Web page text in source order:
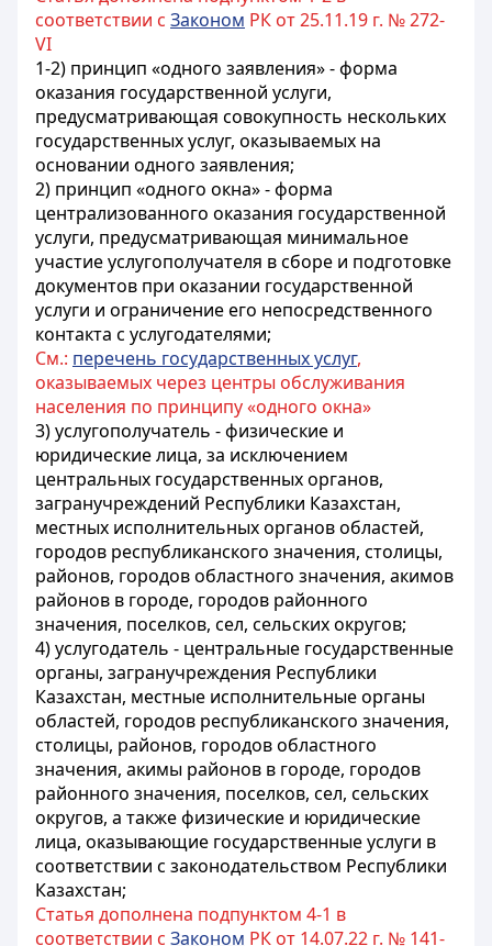
соответствии с Законом РК от 25.11.19 г. № 272-
VI
1-2) принцип «одного заявления» - форма
оказания государственной услуги,
предусматривающая совокупность нескольких
государственных услуг, оказываемых на
основании одного заявления;
2) принцип «одного окна» - форма
централизованного оказания государственной
услуги, предусматривающая минимальное
участие услугополучателя в сборе и подготовке
документов при оказании государственной
услуги и ограничение его непосредственного
контакта с услугодателями;
См.: перечень государственных услуг,
оказываемых через центры обслуживания
населения по принципу «одного окна»
3) услугополучатель - физические и
юридические лица, за исключением
центральных государственных органов,
загранучреждений Республики Казахстан,
местных исполнительных органов областей,
городов республиканского значения, столицы,
районов, городов областного значения, акимов
районов в городе, городов районного
значения, поселков, сел, сельских округов;
4) услугодатель - центральные государственные
органы, загранучреждения Республики
Казахстан, местные исполнительные органы
областей, городов республиканского значения,
столицы, районов, городов областного
значения, акимы районов в городе, городов
районного значения, поселков, сел, сельских
округов, а также физические и юридические
лица, оказывающие государственные услуги в
соответствии с законодательством Республики
Казахстан;
Статья дополнена подпунктом 4-1 в
соответствии с Законом РК от 14.07.22 г. № 141-